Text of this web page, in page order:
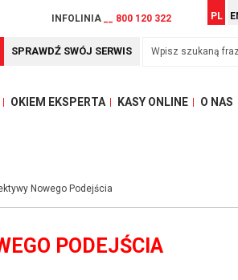
INFOLINIA __ 800 120 322 PL
SPRAWDŹ SWÓJ SERWIS
OKIEM EKSPERTA KASY ONLINE O NAS
Nowego Podejścia
PODEJŚCIA